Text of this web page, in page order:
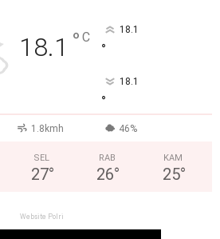
18.1 ° C 18.1
°
18.1
°
1.8kmh 46%
SEL
27°
RAB
26°
KAM
25°
Website Polri